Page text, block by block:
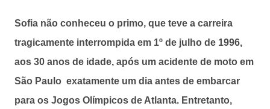
Sofia não conheceu o primo, que teve a carreira
tragicamente interrompida em 1º de julho de 1996,
aos 30 anos de idade, após um acidente de moto em
São Paulo exatamente um dia antes de embarcar
para os Jogos Olímpicos de Atlanta. Entretanto,